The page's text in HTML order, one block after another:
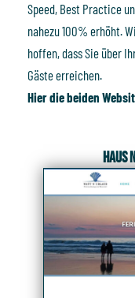
Speed, Best Practice
nahezu 100% erhöht.
hoffen, dass Sie über
Gäste erreichen.
Hier die beiden
Haus